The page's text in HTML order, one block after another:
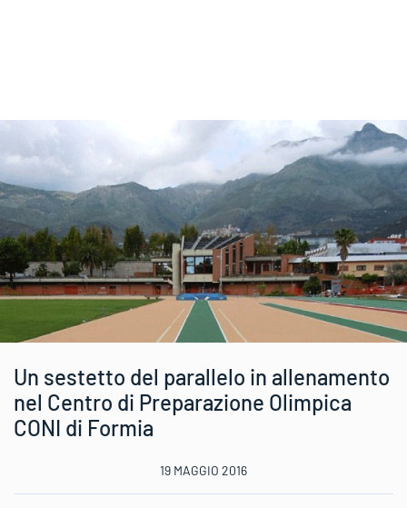
Un sestetto del parallelo in allenamento
nel Centro di Preparazione Olimpica
CONI di Formia
19 MAGGIO 2016